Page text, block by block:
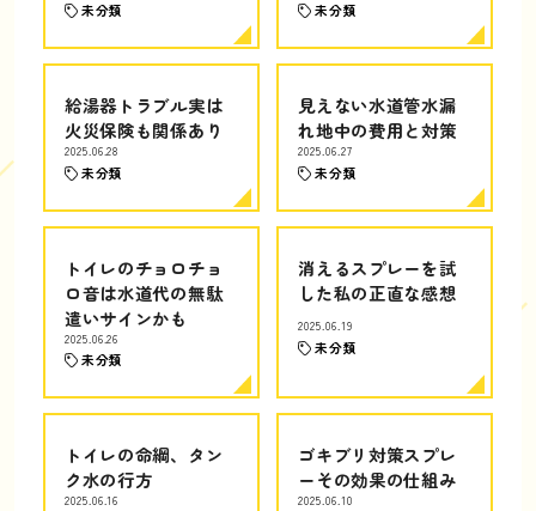
未分類 未分類
給湯器トラブル実は
火災保険も関係あり
2025.06.28
未分類
見えない水道管水漏
れ地中の費用と対策
2025.06.27
未分類
トイレのチョロチョ
ロ音は水道代の無駄
遣いサインかも
2025.06.26
未分類
消えるスプレーを試
した私の正直な感想
2025.06.19
未分類
トイレの命綱、タン
ク水の行方
2025.06.16
ゴキブリ対策スプレ
ーその効果の仕組み
2025.06.10